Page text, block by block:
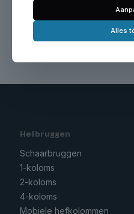
zoekcriteria
Hefbruggen
Schaarbruggen
1-koloms
2-koloms
4-koloms
Mobiele hefkolommen
Alles